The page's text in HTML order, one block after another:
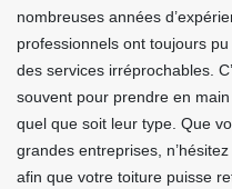
nombreuses années
professionnels ont toujours
des services irréprochables.
souvent pour prendre en
quel que soit leur type. Que
grandes entreprises,
afin que votre toiture puisse